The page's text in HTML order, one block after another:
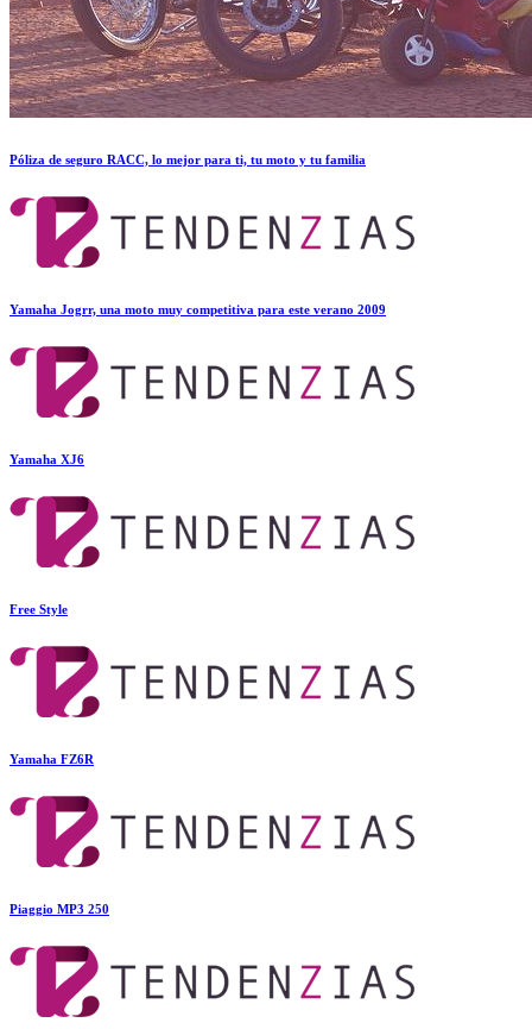
Póliza de seguro RACC, lo mejor para ti, tu moto y tu familia
Yamaha Jogrr, una moto muy competitiva para este verano 2009
Yamaha XJ6
Free Style
Yamaha FZ6R
Piaggio MP3 250